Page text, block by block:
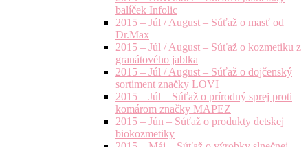
balíček Infolic
2015 – Júl / August – Súťaž o masť od
Dr.Max
2015 – Júl / August – Súťaž o kozmetiku z
granátového jablka
2015 – Júl / August – Súťaž o dojčenský
sortiment značky LOVI
2015 – Júl – Súťaž o prírodný sprej proti
komárom značky MAPEZ
2015 – Jún – Súťaž o produkty detskej
biokozmetiky